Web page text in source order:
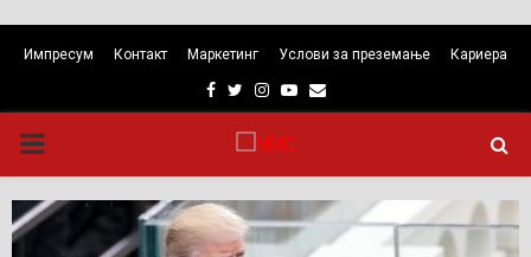
Импресум Контакт Маркетинг Услови за преземање Кариера
Facebook
TwitterInstagram
Youtube
Email
PRIMARY
MENU